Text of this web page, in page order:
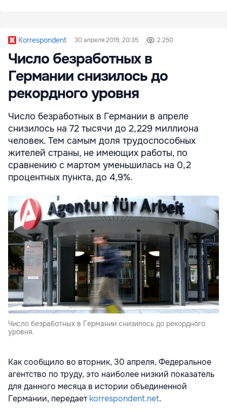
Korrespondent 30 апреля 2019, 20:35 2 250
Число безработных в
Германии снизилось до
рекордного уровня
Число безработных в Германии в апреле
снизилось на 72 тысячи до 2,229 миллиона
человек. Тем самым доля трудоспособных
жителей страны, не имеющих работы, по
сравнению с мартом уменьшилась на 0,2
процентных пункта, до 4,9%.
Число безработных в Германии снизилось до рекордного
уровня.
Как сообщило во вторник, 30 апреля, Федеральное
агентство по труду, это наиболее низкий показатель
для данного месяца в истории объединенной
Германии, передаетkorrespondent.net.